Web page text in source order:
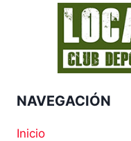
NAVEGACIÓN
Inicio